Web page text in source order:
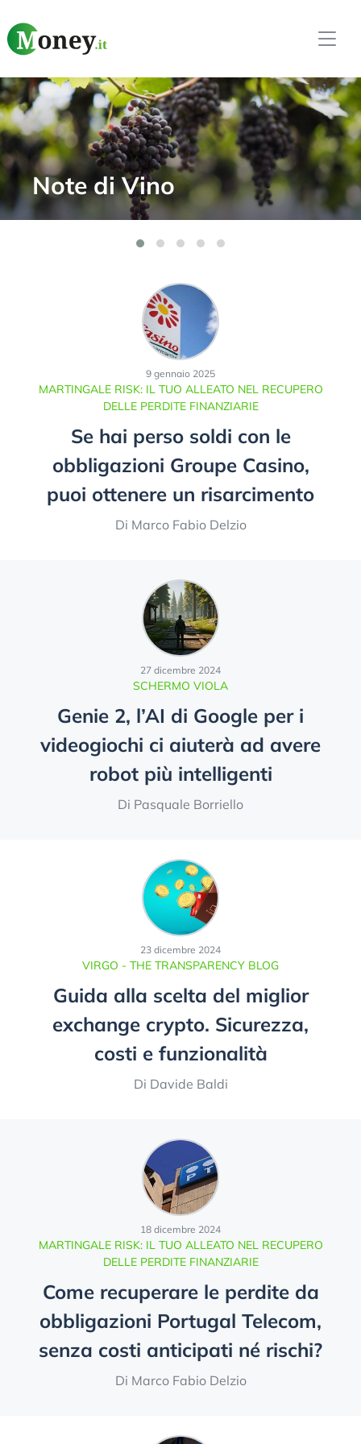
Softi Weekly –
Innovazione e AI nel
Trading Automatico
MARTINGALE RISK: IL TUO ALLEATO NEL RECUPERO
DELLE PERDITE FINANZIARIE
9 gennaio 2025
Se hai perso soldi con le
obbligazioni Groupe Casino,
puoi ottenere un risarcimento
Di Marco Fabio Delzio
SCHERMO VIOLA
27 dicembre 2024
Genie 2, l’AI di Google per i
videogiochi ci aiuterà ad avere
robot più intelligenti
Di Pasquale Borriello
VIRGO - THE TRANSPARENCY BLOG
23 dicembre 2024
Guida alla scelta del miglior
exchange crypto. Sicurezza,
costi e funzionalità
Di Davide Baldi
MARTINGALE RISK: IL TUO ALLEATO NEL RECUPERO
DELLE PERDITE FINANZIARIE
18 dicembre 2024
Come recuperare le perdite da
obbligazioni Portugal Telecom,
senza costi anticipati né rischi?
Di Marco Fabio Delzio